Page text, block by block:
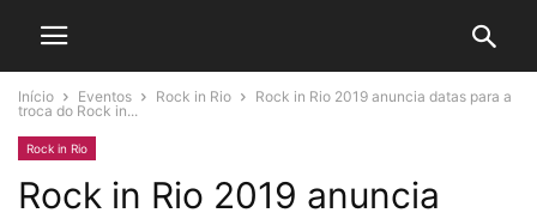
Início Eventos Rock in Rio
Rock in Rio 2019 anuncia datas para a
troca do Rock in...
Rock in Rio
Rock in Rio 2019 anuncia